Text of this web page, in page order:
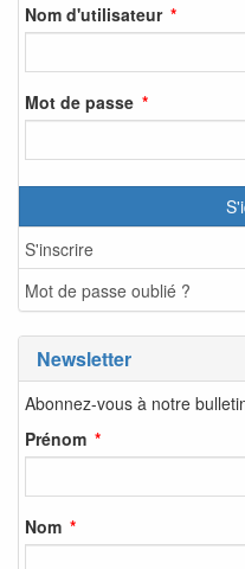
Nom d'utilisateur
Mot de passe
S'inscrire
Mot de passe oublié ?
Newsletter
Abonnez-vous à notre
Prénom
Nom